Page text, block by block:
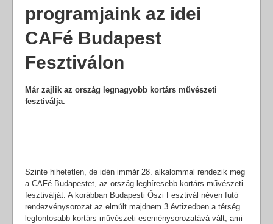
programjaink az idei
CAFé Budapest
Fesztiválon
Már zajlik az ország legnagyobb kortárs művészeti
fesztiválja.
Szinte hihetetlen, de idén immár 28. alkalommal rendezik meg
a CAFé Budapestet, az ország leghíresebb kortárs művészeti
fesztiválját. A korábban Budapesti Őszi Fesztivál néven futó
rendezvénysorozat az elmúlt majdnem 3 évtizedben a térség
legfontosabb kortárs művészeti eseménysorozatává vált, ami